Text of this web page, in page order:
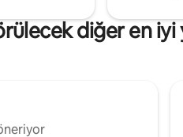
diğer en